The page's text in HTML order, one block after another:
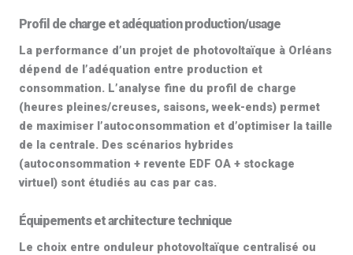
Profil de charge et adéquation production/usage
La performance d’un projet de photovoltaïque à Orléans
dépend de l’adéquation entre production et
consommation. L’analyse fine du profil de charge
(heures pleines/creuses, saisons, week-ends) permet
de maximiser l’autoconsommation et d’optimiser la taille
de la centrale. Des scénarios hybrides
(autoconsommation + revente EDF OA + stockage
virtuel) sont étudiés au cas par cas.
Équipements et architecture technique
Le choix entre onduleur photovoltaïque centralisé ou